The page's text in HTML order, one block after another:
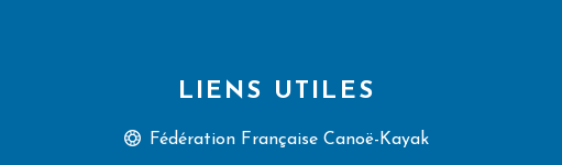
LIENS UTILES
Fédération Française Canoë-Kayak